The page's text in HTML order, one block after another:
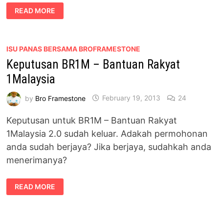
PEMBERIAN
BR1M
3.0
TERUS
AKAUN
BANK
READ MORE
ISU PANAS BERSAMA BROFRAMESTONE
Keputusan BR1M – Bantuan Rakyat
1Malaysia
by Bro Framestone February 19, 2013 24
Keputusan untuk BR1M – Bantuan Rakyat
1Malaysia 2.0 sudah keluar. Adakah permohonan
anda sudah berjaya? Jika berjaya, sudahkah anda
menerimanya?
KEPUTUSAN
BR1M
–
READ MORE